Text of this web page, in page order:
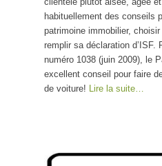
habituellement des conseils
patrimoine immobilier,
remplir sa déclaration d’ISF.
numéro 1038 (juin 2009), le
excellent conseil pour faire
de voiture!
Lire la suite…